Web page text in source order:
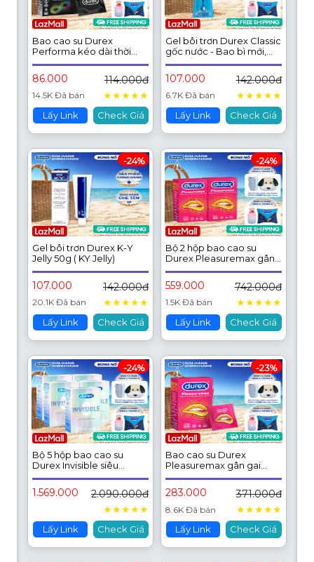
Bao cao su Durex
Performa kéo dài thời
gian, size 52mm, hộp 3
bao
86.000 114.000đ
14.5K Đã bán ★★★★★
Lấy Link Check Giá
Gel bôi trơn Durex Classic
gốc nước - Bao bì mới,
cải tiến công thức thêm
mượt mà, 50ML/chai
107.000 142.000đ
6.7K Đã bán ★★★★★
Lấy Link Check Giá
Gel bôi trơn Durex K-Y
Jelly 50g ( KY Jelly)
107.000 142.000đ
20.1K Đã bán ★★★★★
Lấy Link Check Giá
-24%
Bộ 2 hộp bao cao su
Durex Pleasuremax gân
gai, size 56mm, 12
bao/hộp
559.000 742.000đ
1.5K Đã bán ★★★★★
Lấy Link Check Giá
-24%
Bộ 5 hộp bao cao su
Durex Invisible siêu
mỏng, size 52mm, hộp 10
bao
1.569.000
2.090.000đ
★★★★★
Lấy Link Check Giá
-24%
Bao cao su Durex
Pleasuremax gân gai
tăng khoái cảm (size
56mm, 12 bao/hộp)
283.000 371.000đ
8.6K Đã bán ★★★★★
Lấy Link Check Giá
-23%